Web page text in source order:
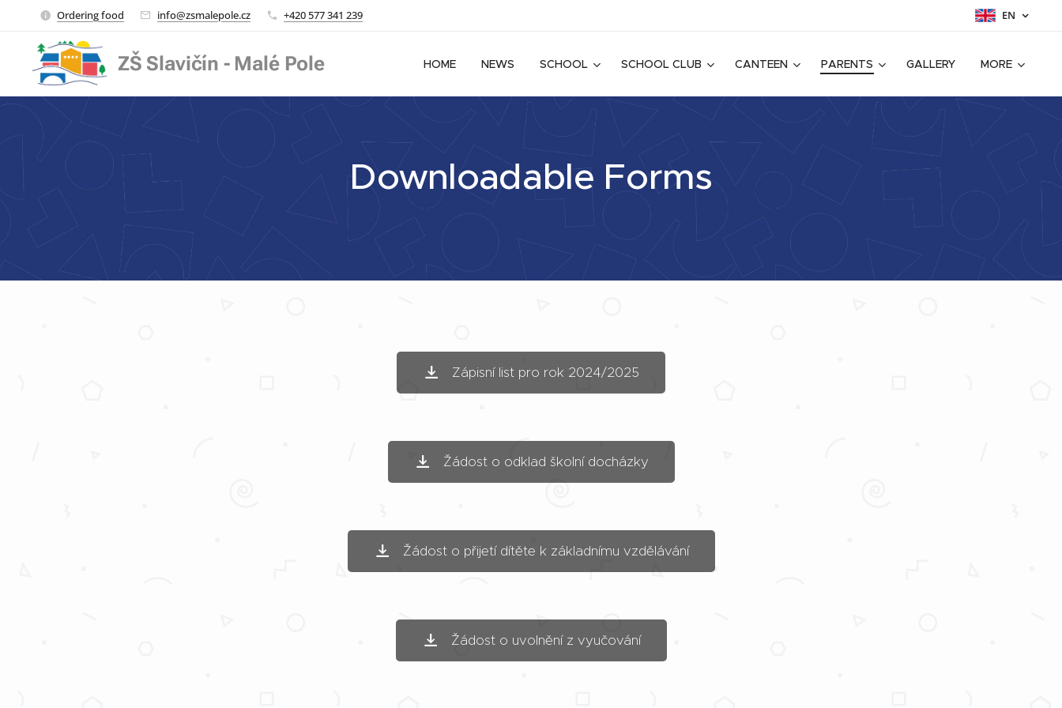
Ordering food info@zsmalepole.cz +420 577 341 239 EN
ZŠ Slavičín - Malé Pole HOME NEWS SCHOOL SCHOOL CLUB CANTEEN PARENTS GALLERY MORE
Downloadable Forms
Zápisní list pro rok 2024/2025
Žádost o odklad školní docházky
Žádost o přijetí dítěte k základnímu vzdělávání
Žádost o uvolnění z vyučování